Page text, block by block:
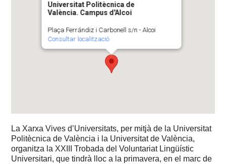
Universitat Politècnica de
València. Campus d'Alcoi
Plaça Ferrándiz i Carbonell s/n - Alcoi
Consultar localització
La Xarxa Vives d’Universitats, per mitjà de la Universitat
Politècnica de València i la Universitat de València,
organitza la XXIII Trobada del Voluntariat Lingüístic
Universitari, que tindrà lloc a la primavera, en el marc de